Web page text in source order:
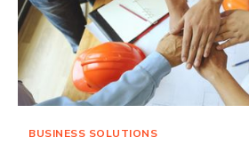
BUSINESS SOLUTIONS